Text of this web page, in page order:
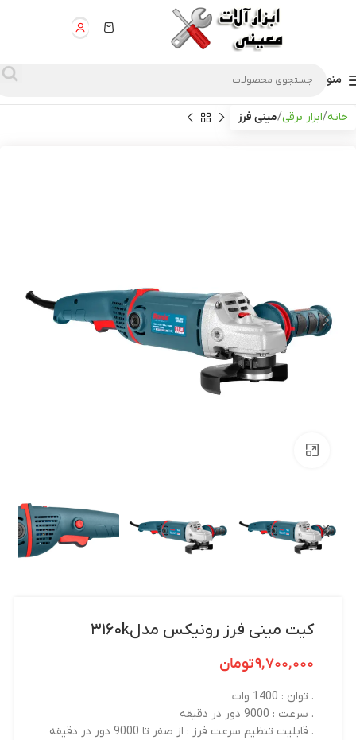
منو
خانه ابزار برقی مینی فرز
کیت مینی فرز رونیکس مدل۳۱۶۰k
۹,۷۰۰,۰۰۰تومان
. توان : 1400 وات
. سرعت : 9000 دور در دقیقه
. قابلیت تنظیم سرعت فرز : از صفر تا 9000 دور در دقیقه